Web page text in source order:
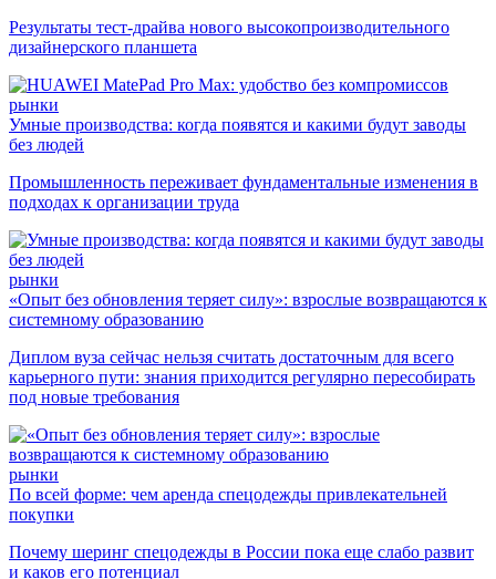
Результаты тест-драйва нового высокопроизводительного
дизайнерского планшета
рынки
Умные производства: когда появятся и какими будут заводы
без людей
Промышленность переживает фундаментальные изменения в
подходах к организации труда
рынки
«Опыт без обновления теряет силу»: взрослые возвращаются к
системному образованию
Диплом вуза сейчас нельзя считать достаточным для всего
карьерного пути: знания приходится регулярно пересобирать
под новые требования
рынки
По всей форме: чем аренда спецодежды привлекательней
покупки
Почему шеринг спецодежды в России пока еще слабо развит
и каков его потенциал